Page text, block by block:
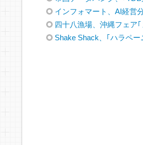
インフォマート、AI経営
四十八漁場、沖縄フェア
Shake Shack、｢ハラペ